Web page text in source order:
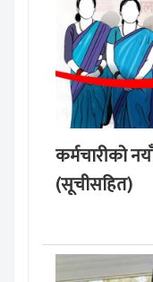
कर्मचारीको
(सूचीसहित)